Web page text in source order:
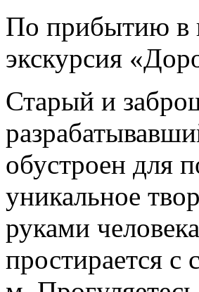
По прибытию в
экскурсия
Старый и
обустроен для
уникальное
руками
простирается